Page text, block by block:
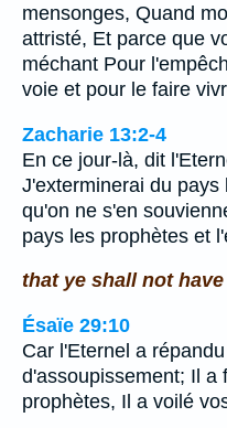
mensonges, Quand
attristé, Et parce que
méchant Pour
voie et pour le faire
Zacharie 13:2-4
En ce jour-là, dit
J'exterminerai du pays
qu'on ne s'en
pays les prophètes et
that ye shall not
Ésaïe 29:10
Car l'Eternel a
d'assoupissement; Il a
prophètes, Il a voilé